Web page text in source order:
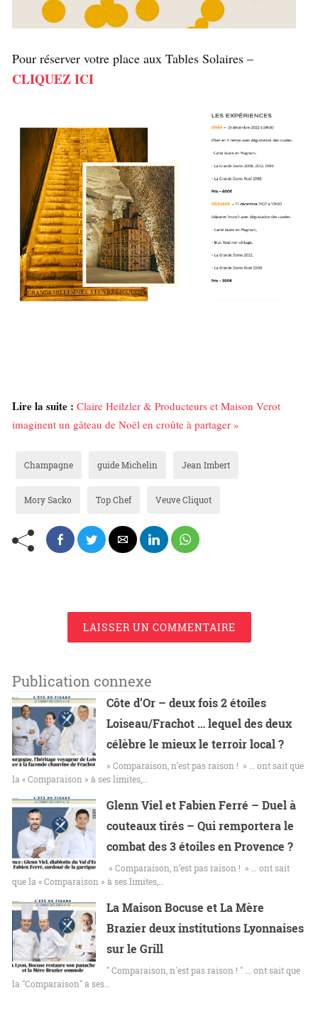
Pour réserver votre place aux Tables Solaires –
CLIQUEZ ICI
Lire la suite : Claire Heilzler & Producteurs et Maison Verot
imaginent un gâteau de Noël en croûte à partager »
Champagne guide Michelin Jean Imbert
Mory Sacko Top Chef Veuve Cliquot
LAISSER UN COMMENTAIRE
Publication connexe
Côte d’Or – deux fois 2 étoiles
Loiseau/Frachot … lequel des deux
célèbre le mieux le terroir local ?
» Comparaison, n’est pas raison ! » … ont sait que
la « Comparaison » à ses limites,…
Glenn Viel et Fabien Ferré – Duel à
couteaux tirés – Qui remportera le
combat des 3 étoiles en Provence ?
» Comparaison, n’est pas raison ! » … ont sait
que la « Comparaison » à ses limites,…
La Maison Bocuse et La Mère
Brazier deux institutions Lyonnaises
sur le Grill
" Comparaison, n'est pas raison ! " ... ont sait que
la "Comparaison" à ses…